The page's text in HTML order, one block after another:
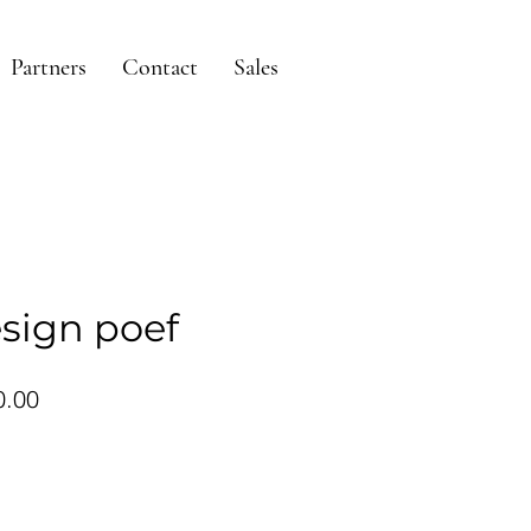
Partners Contact Sales
poef
Sale